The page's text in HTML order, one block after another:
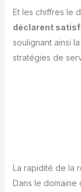
Et les chiffres le
déclarent
soulignant ainsi
stratégies de
La rapidité de la
Dans le